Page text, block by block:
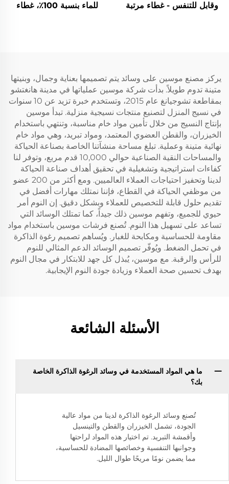
وقابل للتنفس - غطاء مرتبة
للماء بنسبة 100٪، غطاء
يركز مصنع موسين على وسائد يتم تصميمها بعناية وجمال، وبنيتها
متينة تدوم طويلاً. بدأت شركة موسين عملياتها في مدينة هانغتشو
بمقاطعة تشوجيانغ عام 2015، وتستخدم خبرة تزيد عن 10 سنوات
في نسيج المنزل لتصنيع منتجات نسيجية منزلية. تبدأ موسين
بإنتاج النسيج من خلال تأمين مواد خام مناسبة، وتنتهي باستخدام
الخيزران، والقطن العضوي المعتمد، ومواد تبريد، وهي مواد خام
نهائية متينة وعملية. تبلغ مساحة منشآتنا الخاصة بصناعة الحياكة
والمساحات النقية الصناعية حوالي 10,000 قدم مربع، وتوفر لنا
كفاءات استراتيجية وتشغيلية في تحقيق أهداف صناعة الحياكة
لدينا وتحفيز احتياجات العملاء العالميين. ومع أكثر من 200 عضو
من موظفي الحياكة في القطاع، فإننا نمتلك مهارات أفضل في
تقديم حلول قابلة للتخصيص للعملاء وبشكل دقيق. إن النوم أمر
حيوي للجميع، وتفهم موسين ذلك جيداً، كما تمتلك الوسائد التي
تساعد على تسهيل هذا النوم. تُصنع فرشات موسين باستخدام مواد
مقاومة للحساسية ومكابحة للغبار. ويُساهم تصميم رغوة الذاكرة
في تحمل الضغط. ويُوفّر تصميم الوسائد الدعم المثالي للنوم
للرأس والرقبة. مع موسين، يُبذل كل جهد للابتكار في مجال النوم
بهدف تحسين صحة العملاء وزيادة جودة النوم الإيجابية.
الأسئلة الشائعة
ما هي المواد المستخدمة في وسائد الرغوة الذاكرة الخاصة
بك؟
تُصنع وسائد الرغوة الذاكرة لدينا من مواد عالية
الجودة، تشمل الخيزران والقطن والتينسيل
وأقمشة التبريد. تم اختيار هذه المواد لراحتها
وجوانبها التنفسية وخصائصها المضادة للحساسية،
مما يضمن نومًا مريحًا طوال الليل.